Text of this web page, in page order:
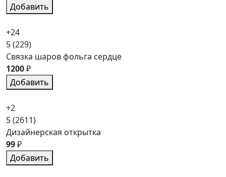
Добавить
+24
5(229)
Связка шаров фольга сердце
1200₽
Добавить
+2
5(2611)
Дизайнерская открытка
99₽
Добавить